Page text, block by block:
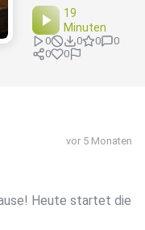
19
Minuten
0 0 0
0
0
0
vor 5 Monaten
Heute startet die